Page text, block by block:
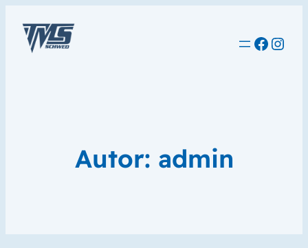
Autor: admin